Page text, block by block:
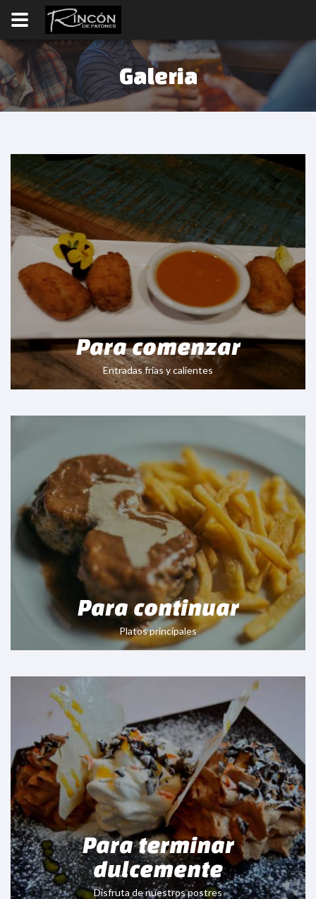
Galeria
Para comenzar
Entradas frías y calientes
Para continuar
Platos principales
Para terminar
dulcemente
Disfruta de nuestros postres